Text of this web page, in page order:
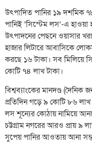
উৎপাদিত পানির ১৯ দশমিক
পানিই ‘সিস্টেম লস’-এ হাওয়া
উৎপাদনের পেছনে ওয়াসার
হাজার লিটারে আবাসিকে
করছে ১৬ টাকা। সব মিলিয়ে
কোটি ৭৪ লাখ টাকা।
বিশ্বব্যাংকের মানদণ্ড (দৈনিক
প্রতিদিন গড়ে ৯ কোটি ৮৬ লাখ
লস শূন্যের কোঠায় নামিয়ে
চট্টগ্রাম নগরের আরও প্রায় ৯
সুপেয় পানির আওতায় আনা